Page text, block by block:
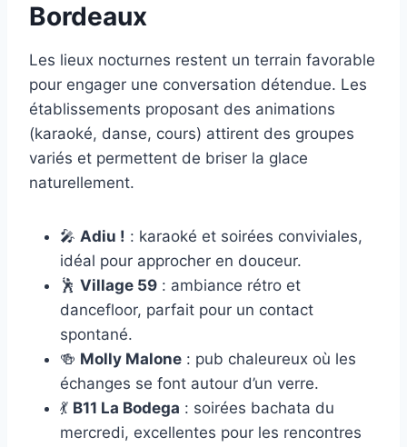
Bordeaux
Les lieux nocturnes restent un terrain favorable
pour engager une conversation détendue. Les
établissements proposant des animations
(karaoké, danse, cours) attirent des groupes
variés et permettent de briser la glace
naturellement.
🎤 Adiu ! : karaoké et soirées conviviales,
idéal pour approcher en douceur.
🕺 Village 59 : ambiance rétro et
dancefloor, parfait pour un contact
spontané.
🍻 Molly Malone : pub chaleureux où les
échanges se font autour d’un verre.
💃 B11 La Bodega : soirées bachata du
mercredi, excellentes pour les rencontres